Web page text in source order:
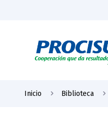
Inicio Biblioteca